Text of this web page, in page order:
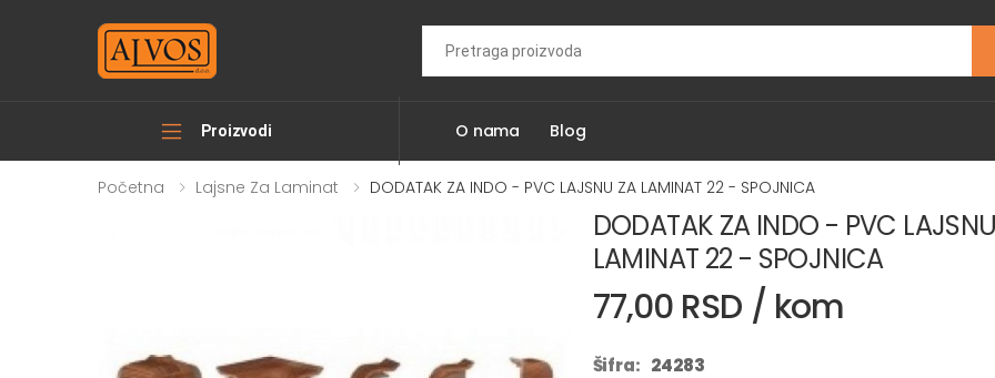
Proizvodi O nama Blog
Početna Lajsne Za Laminat DODATAK ZA INDO - PVC LAJSNU ZA LAMINAT 22 - SPOJNICA
DODATAK ZA INDO - PVC
LAMINAT 22 - SPOJNICA
77,00 RSD / kom
Šifra: 24283